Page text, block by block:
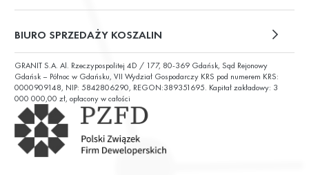
ul. Św. Wojciecha 6
BIURO SPRZEDAŻY KOSZALIN
ul. Chałubińskiego 9
GRANIT S.A. Al. Rzeczypospolitej 4D / 177, 80-369 Gdańsk, Sąd Rejonowy
Gdańsk – Północ w Gdańsku, VII Wydział Gospodarczy KRS pod numerem KRS:
0000909148, NIP: 5842806290, REGON:389351695. Kapitał zakładowy: 3
000 000,00 zł, opłacony w całości